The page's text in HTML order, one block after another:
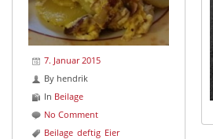
7. Januar 2015
By hendrik
In Beilage
No Comment
Beilage deftig Eier